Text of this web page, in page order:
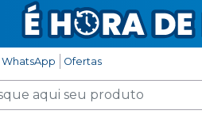
WhatsApp Ofertas